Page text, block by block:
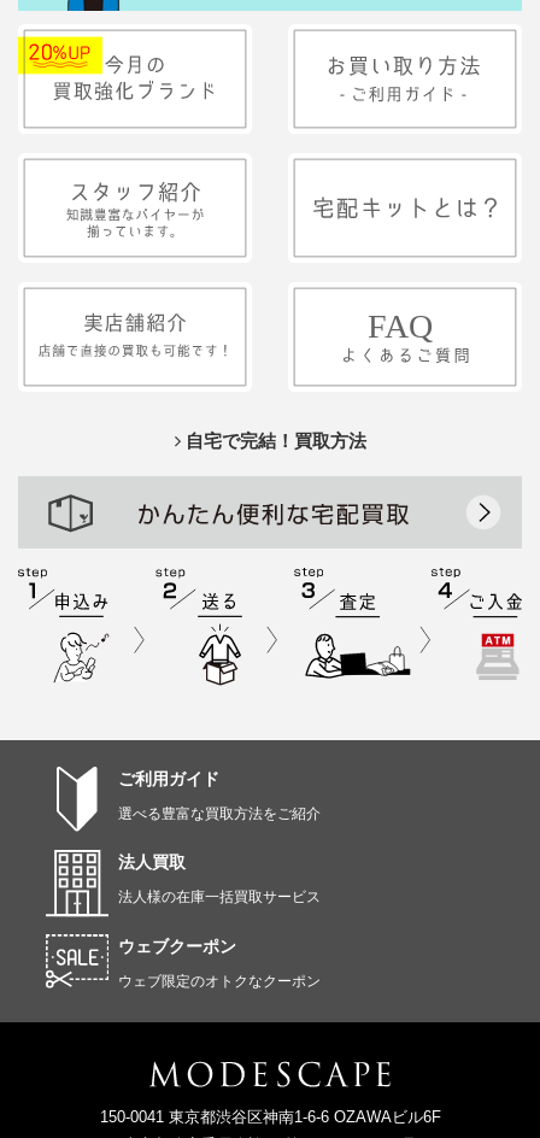
自宅で完結！買取方法
ご利用ガイド
選べる豊富な買取方法をご紹介
法人買取
法人様の在庫一括買取サービス
ウェブクーポン
ウェブ限定のオトクなクーポン
150-0041 東京都渋谷区神南1-6-6 OZAWAビル6F